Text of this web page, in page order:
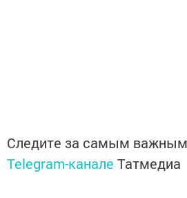
Следите за самым
Telegram-канале Татмедиа